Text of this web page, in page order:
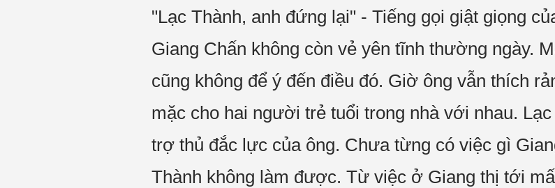
"Lạc Thành, anh đứng lại" - Tiếng gọi giật giọng
Giang Chấn không còn vẻ yên tĩnh thường ngày.
cũng không để ý đến điều đó. Giờ ông vẫn thích
mặc cho hai người trẻ tuổi trong nhà với nhau.
trợ thủ đắc lực của ông. Chưa từng có việc gì
Thành không làm được. Từ việc ở Giang thị tới